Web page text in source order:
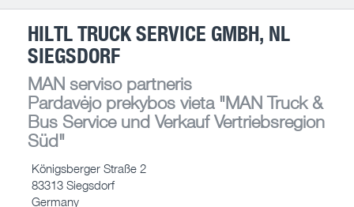
HILTL TRUCK SERVICE GMBH, NL
SIEGSDORF
MAN serviso partneris
Pardavėjo prekybos vieta"MAN Truck &
Bus Service und Verkauf Vertriebsregion
Süd"
Königsberger Straße 2
83313 Siegsdorf
Germany